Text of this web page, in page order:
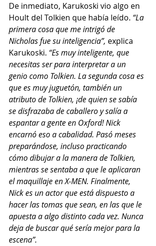
De inmediato, Karukoski vio algo en
Hoult del Tolkien que había leído. “La
primera cosa que me intrigó de
Nicholas fue su inteligencia”, explica
Karukoski. “Es muy inteligente, que
necesitas ser para interpretar a un
genio como Tolkien. La segunda cosa es
que es muy juguetón, también un
atributo de Tolkien, ¡de quien se sabía
se disfrazaba de caballero y salía a
espantar a gente en Oxford! Nick
encarnó eso a cabalidad. Pasó meses
preparándose, incluso practicando
cómo dibujar a la manera de Tolkien,
mientras se sentaba a que le aplicaran
el maquillaje en X-MEN. Finalmente,
Nick es un actor que está dispuesto a
hacer las tomas que sean, en las que le
apuesta a algo distinto cada vez. Nunca
deja de buscar qué sería mejor para la
escena”.